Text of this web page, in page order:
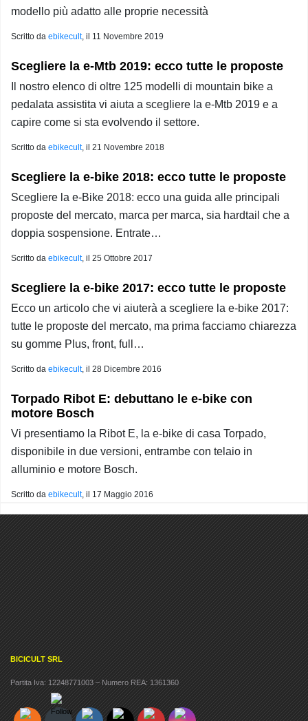
modello più adatto alle proprie necessità
Scritto da ebikecult, il 11 Novembre 2019
Scegliere la e-Mtb 2019: ecco tutte le proposte
Il nostro elenco di oltre 125 modelli di mountain bike a
pedalata assistita vi aiuta a scegliere la e-Mtb 2019 e a
capire come si sta evolvendo il settore.
Scritto da ebikecult, il 21 Novembre 2018
Scegliere la e-bike 2018: ecco tutte le proposte
Scegliere la e-Bike 2018: ecco una guida alle principali
proposte del mercato, marca per marca, sia hardtail che a
doppia sospensione. Entrate…
Scritto da ebikecult, il 25 Ottobre 2017
Scegliere la e-bike 2017: ecco tutte le proposte
Ecco un articolo che vi aiuterà a scegliere la e-bike 2017:
tutte le proposte del mercato, ma prima facciamo chiarezza
su gomme Plus, front, full…
Scritto da ebikecult, il 28 Dicembre 2016
Torpado Ribot E: debuttano le e-bike con
motore Bosch
Vi presentiamo la Ribot E, la e-bike di casa Torpado,
disponibile in due versioni, entrambe con telaio in
alluminio e motore Bosch.
Scritto da ebikecult, il 17 Maggio 2016
BICICULT SRL
Partita Iva: 12248771003 – Numero REA: 1361360